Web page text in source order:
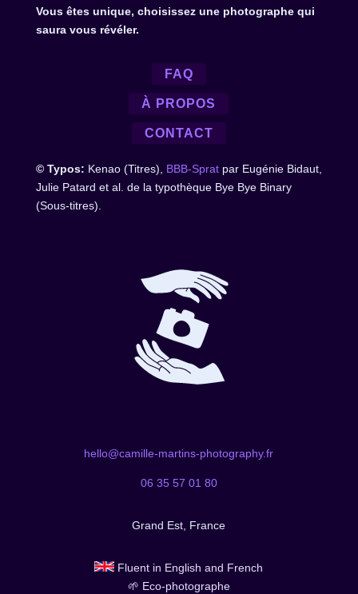
Vous êtes unique, choisissez une photographe qui
saura vous révéler.
FAQ
À PROPOS
CONTACT
© Typos: Kenao (Titres), BBB-Spratpar Eugénie Bidaut,
Julie Patard et al. de la typothèque Bye Bye Binary
(Sous-titres).
hello@camille-martins-photography.fr
06 35 57 01 80
Grand Est, France
Fluent in English and French
🌱 Eco-photographe